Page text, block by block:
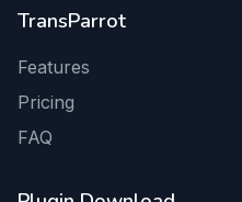
TransParrot
Features
Pricing
FAQ